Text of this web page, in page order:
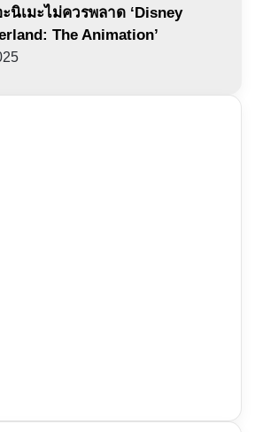
นิเมะไม่ควรพลาด ‘Disney
The Animation’